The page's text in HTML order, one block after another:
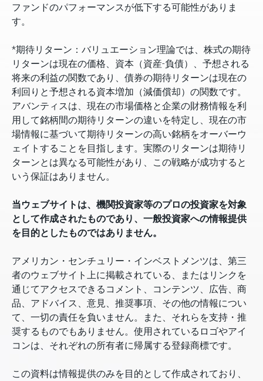
ファンドのパフォーマンスが低下する可能性がありま
す。
*期待リターン：バリュエーション理論では、株式の期待
リターンは現在の価格、資本（資産-負債）、予想される
将来の利益の関数であり、債券の期待リターンは現在の
利回りと予想される資本増加（減価償却）の関数です。
アバンティスは、現在の市場価格と企業の財務情報を利
用して銘柄間の期待リターンの違いを特定し、現在の市
場情報に基づいて期待リターンの高い銘柄をオーバーウ
ェイトすることを目指します。実際のリターンは期待リ
ターンとは異なる可能性があり、この戦略が成功すると
いう保証はありません。
当ウェブサイトは、機関投資家等のプロの投資家を対象
として作成されたものであり、一般投資家への情報提供
を目的としたものではありません。
アメリカン・センチュリー・インベストメンツは、第三
者のウェブサイト上に掲載されている、またはリンクを
通じてアクセスできるコメント、コンテンツ、広告、商
品、アドバイス、意見、推奨事項、その他の情報につい
て、一切の責任を負いません。また、それらを支持・推
奨するものでもありません。使用されているロゴやアイ
コンは、それぞれの所有者に帰属する登録商標です。
この資料は情報提供のみを目的として作成されており、